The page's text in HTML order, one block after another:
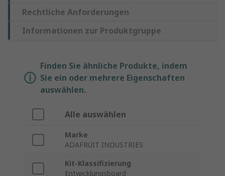
Rechtliche Anforderungen
Informationen zur Produktgruppe
Finden Sie ähnliche Produkte, indem
Sie ein oder mehrere Eigenschaften
auswählen.
Alle auswählen
Marke
ADAFRUIT INDUSTRIES
Kit-Klassifizierung
Entwicklungsboard